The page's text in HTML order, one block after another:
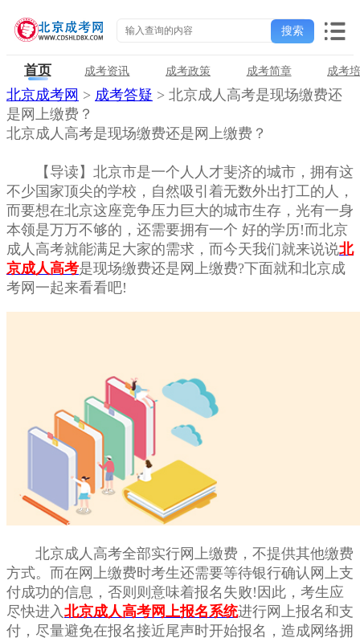
首页 成考资讯 成考政策 成考简章 成考
北京成考网 > 成考答疑 > 北京成人高考是现场缴费还
是网上缴费？
北京成人高考是现场缴费还是网上缴费？
【导读】北京市是一个人人才斐济的城市，拥有这
不少国家顶尖的学校，自然吸引着无数外出打工的人，
而要想在北京这座竞争压力巨大的城市生存，光有一身
本领是万万不够的，还需要拥有一个 好的学历!而北京
成人高考就能满足大家的需求，而今天我们就来说说北
京成人高考是现场缴费还是网上缴费?下面就和北京成
考网一起来看看吧!
北京成人高考全部实行网上缴费，不提供其他缴费
方式。而在网上缴费时考生还需要等待银行确认网上支
付成功的信息，否则则意味着报名失败!因此，考生应
尽快进入北京成人高考网上报名系统进行网上报名和支
付，尽量避免在报名接近尾声时开始报名，造成网络拥